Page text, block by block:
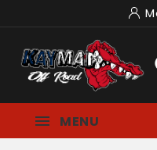
MENU